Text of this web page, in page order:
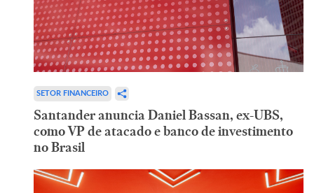
SETOR FINANCEIRO
Santander anuncia Daniel Bassan, ex-UBS,
como VP de atacado e banco de investimento
no Brasil